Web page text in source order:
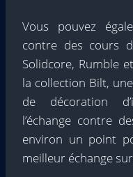
Vous pouvez
contre des cours
Solidcore, Rumble
la collection Bilt,
de décoration
l’échange contre
environ un point
meilleur échange